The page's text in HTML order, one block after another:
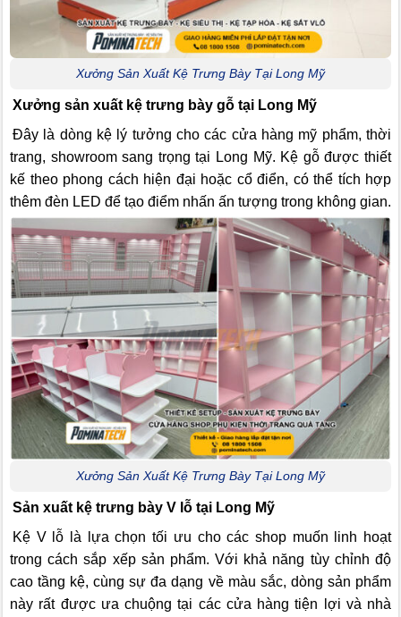
Xưởng Sản Xuất Kệ Trưng Bày Tại Long Mỹ
Xưởng sản xuất kệ trưng bày gỗ tại Long Mỹ
Đây là dòng kệ lý tưởng cho các cửa hàng mỹ phẩm, thời
trang, showroom sang trọng tại Long Mỹ. Kệ gỗ được thiết
kế theo phong cách hiện đại hoặc cổ điển, có thể tích hợp
thêm đèn LED để tạo điểm nhấn ấn tượng trong không gian.
Xưởng Sản Xuất Kệ Trưng Bày Tại Long Mỹ
Sản xuất kệ trưng bày V lỗ tại Long Mỹ
Kệ V lỗ là lựa chọn tối ưu cho các shop muốn linh hoạt
trong cách sắp xếp sản phẩm. Với khả năng tùy chỉnh độ
cao tầng kệ, cùng sự đa dạng về màu sắc, dòng sản phẩm
này rất được ưa chuộng tại các cửa hàng tiện lợi và nhà